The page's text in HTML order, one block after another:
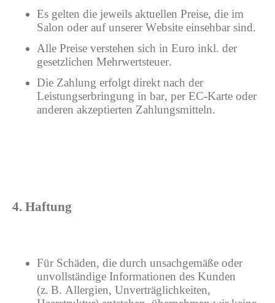
Es gelten die jeweils aktuellen Preise, die im
Salon oder auf unserer Website einsehbar sind.
Alle Preise verstehen sich in Euro inkl. der
gesetzlichen Mehrwertsteuer.
Die Zahlung erfolgt direkt nach der
Leistungserbringung in bar, per EC-Karte oder
anderen akzeptierten Zahlungsmitteln.
4. Haftung
Für Schäden, die durch unsachgemäße oder
unvollständige Informationen des Kunden
(z. B. Allergien, Unverträglichkeiten,